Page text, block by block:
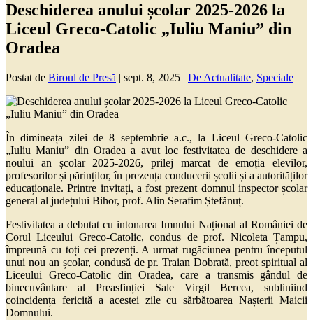
Deschiderea anului școlar 2025-2026 la
Liceul Greco-Catolic „Iuliu Maniu” din
Oradea
Postat de Biroul de Presă | sept. 8, 2025 | De Actualitate, Speciale
În dimineața zilei de 8 septembrie a.c., la Liceul Greco-Catolic
„Iuliu Maniu” din Oradea a avut loc festivitatea de deschidere a
noului an școlar 2025-2026, prilej marcat de emoția elevilor,
profesorilor și părinților, în prezența conducerii școlii și a autorităților
educaționale. Printre invitați, a fost prezent domnul inspector școlar
general al județului Bihor, prof. Alin Serafim Ștefănuț.
Festivitatea a debutat cu intonarea Imnului Național al României de
Corul Liceului Greco-Catolic, condus de prof. Nicoleta Țampu,
împreună cu toți cei prezenți. A urmat rugăciunea pentru începutul
unui nou an școlar, condusă de pr. Traian Dobrată, preot spiritual al
Liceului Greco-Catolic din Oradea, care a transmis gândul de
binecuvântare al Preasfinției Sale Virgil Bercea, subliniind
coincidența fericită a acestei zile cu sărbătoarea Nașterii Maicii
Domnului.